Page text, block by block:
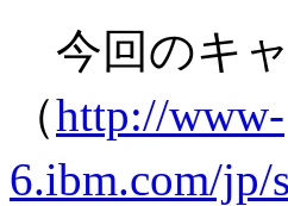
今回のキ
（http://www-
6.ibm.com/jp/